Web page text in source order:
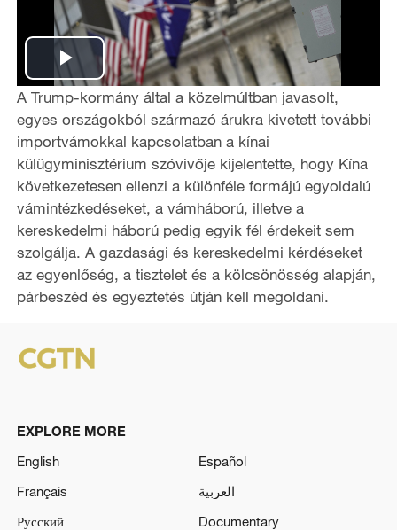
P
l
a
y
V
i
e
A Trump-kormány által a közelmúltban javasolt,
egyes országokból származó árukra kivetett további
importvámokkal kapcsolatban a kínai
külügyminisztérium szóvivője kijelentette, hogy Kína
következetesen ellenzi a különféle formájú egyoldalú
vámintézkedéseket, a vámháború, illetve a
kereskedelmi háború pedig egyik fél érdekeit sem
szolgálja. A gazdasági és kereskedelmi kérdéseket
az egyenlőség, a tisztelet és a kölcsönösség alapján,
párbeszéd és egyeztetés útján kell megoldani.
EXPLORE MORE
English
Español
Français
العربية
Русский
Documentary